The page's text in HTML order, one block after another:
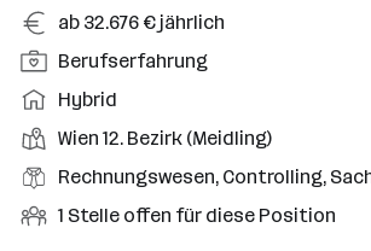
n
t
e
l
u
n
G
e
h
a
l
t
ab 32.676 € jährlich
P
o
i
t
i
Berufserfahrung
A
r
b
e
i
Hybrid
D
i
n
Wien 12. Bezirk (Meidling)
B
e
Rechnungswesen, Controlling,
O
1 Stelle offen für diese Position